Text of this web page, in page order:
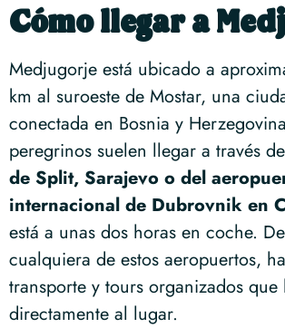
Cómo llegar a
Medjugorje está ubicado a
km al suroeste de Mostar, una
conectada en Bosnia y
peregrinos suelen llegar a través
de Split, Sarajevo o del
internacional de Dubrovnik en
está a unas dos horas en coche.
cualquiera de estos aeropuertos,
transporte y tours organizados que
directamente al lugar.